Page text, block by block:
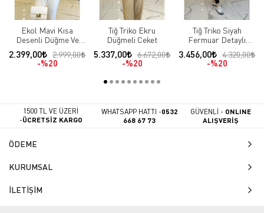
Ekol Mavi Kısa
Desenli Düğme Ve
Cep Detaylı Blazer
Ceket
2.399,00
2.999,00
%20
Tığ Triko Ekru
Düğmeli Ceket
5.337,00
6.672,00
%20
Tığ Triko Siyah
Fermuar Detaylı
Çıtçıtlı Ceket
3.456,00
4.320,00
%20
1500 TL VE ÜZERİ
-ÜCRETSİZ KARGO
WHATSAPP HATTI -0532
668 67 73
GÜVENLİ - ONLINE
ALIŞVERİŞ
ÖDEME
KURUMSAL
İLETİŞİM